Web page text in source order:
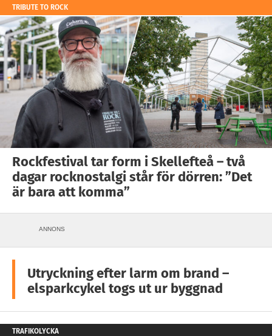
TRIBUTE TO ROCK
Rockfestival tar form i Skellefteå – två
dagar rocknostalgi står för dörren: ”Det
är bara att komma”
ANNONS
Utryckning efter larm om brand –
elsparkcykel togs ut ur byggnad
TRAFIKOLYCKA